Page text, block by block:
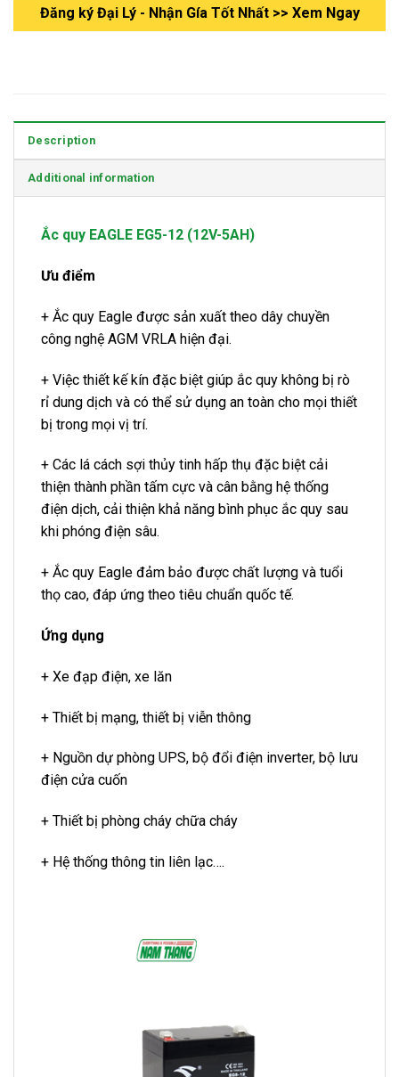
Đăng ký Đại Lý - Nhận Gía Tốt Nhất >> Xem Ngay
Description
Additional information
Ắc quy EAGLE EG5-12 (12V-5AH)
Ưu điểm
+ Ắc quy Eagle được sản xuất theo dây chuyền
công nghệ AGM VRLA hiện đại.
+ Việc thiết kế kín đặc biệt giúp ắc quy không bị rò
rỉ dung dịch và có thể sử dụng an toàn cho mọi thiết
bị trong mọi vị trí.
+ Các lá cách sợi thủy tinh hấp thụ đặc biệt cải
thiện thành phần tấm cực và cân bằng hệ thống
điện dịch, cải thiện khả năng bình phục ắc quy sau
khi phóng điện sâu.
+ Ắc quy Eagle đảm bảo được chất lượng và tuổi
thọ cao, đáp ứng theo tiêu chuẩn quốc tế.
Ứng dụng
+ Xe đạp điện, xe lăn
+ Thiết bị mạng, thiết bị viễn thông
+ Nguồn dự phòng UPS, bộ đổi điện inverter, bộ lưu
điện cửa cuốn
+ Thiết bị phòng cháy chữa cháy
+ Hệ thống thông tin liên lạc….